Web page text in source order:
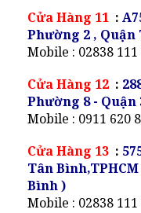
Cửa Hàng 11 :
Phường 2 ,
Mobile : 02838 111
Cửa Hàng 12 :
Phường 8 - Quận
Mobile : 0911 620
Cửa Hàng 13 :
Tân
Bình )
Mobile : 02838